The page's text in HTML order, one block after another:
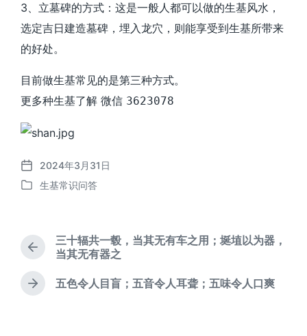
3、立墓碑的方式：这是一般人都可以做的生基风水，
选定吉日建造墓碑，埋入龙穴，则能享受到生基所带来
的好处。
目前做生基常见的是第三种方式。
更多种生基了解 微信 3623078
发
布
2024年3月31日
发
生基常识问答
上
文
章
三十辐共一毂，当其无有车之用；埏埴以为器，
当其无有器之
下
五色令人目盲；五音令人耳聋；五味令人口爽